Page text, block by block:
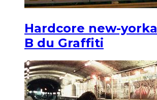
Hardcore new-
B du Graffiti